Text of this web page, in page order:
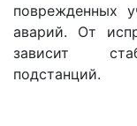
поврежденных
аварий. От
зависит
подстанций.